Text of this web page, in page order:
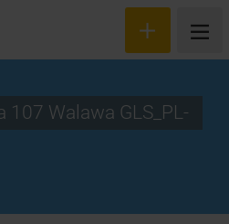
107 Walawa GLS_PL-